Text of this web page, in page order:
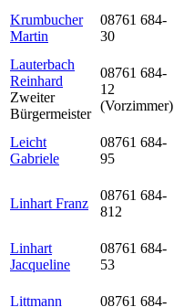
Krumbucher
Martin
08761 684-
30
Lauterbach
Reinhard
Zweiter
Bürgermeister
08761 684-
12
(Vorzimmer)
Leicht
Gabriele
08761 684-
95
Linhart Franz
08761 684-
812
Linhart
Jacqueline
08761 684-
53
Littmann
08761 684-